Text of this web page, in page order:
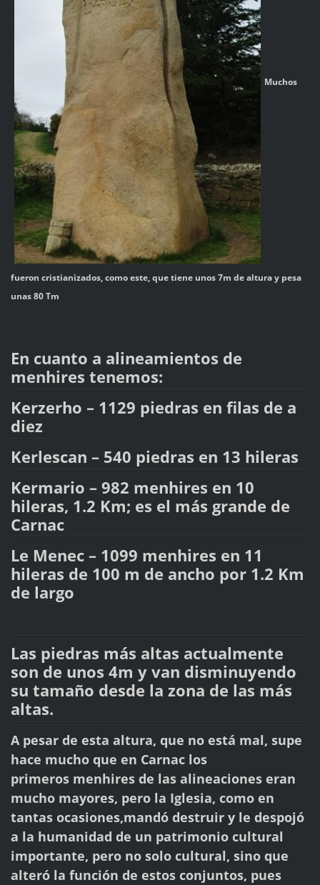
Muchos
fueron cristianizados, como este, que tiene unos 7m de altura y pesa
unas 80 Tm
En cuanto a alineamientos de
menhires tenemos:
Kerzerho – 1129 piedras en filas de a
diez
Kerlescan – 540 piedras en 13 hileras
Kermario – 982 menhires en 10
hileras, 1.2 Km; es el más grande de
Carnac
Le Menec – 1099 menhires en 11
hileras de 100 m de ancho por 1.2 Km
de largo
Las piedras más altas actualmente
son de unos 4m y van disminuyendo
su tamaño desde la zona de las más
altas.
A pesar de esta altura, que no está mal, supe
hace mucho que en Carnac los
primeros menhires de las alineaciones eran
mucho mayores, pero la Iglesia, como en
tantas ocasiones,mandó destruir y le despojó
a la humanidad de un patrimonio cultural
importante, pero no solo cultural, sino que
alteró la función de estos conjuntos, pues